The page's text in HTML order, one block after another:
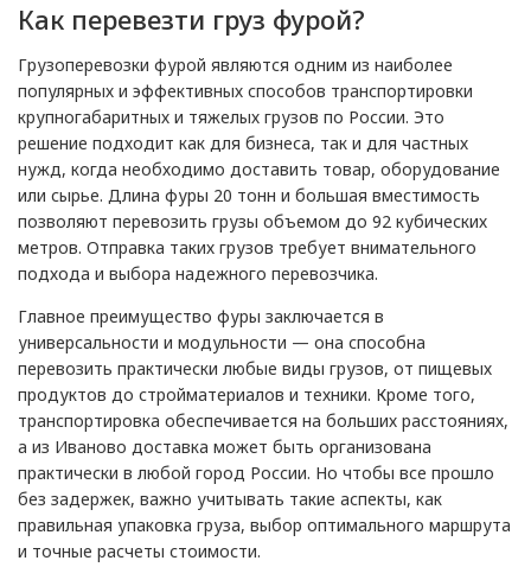
Как перевезти груз фурой?
Грузоперевозки фурой являются одним из наиболее
популярных и эффективных способов транспортировки
крупногабаритных и тяжелых грузов по России. Это
решение подходит как для бизнеса, так и для частных
нужд, когда необходимо доставить товар, оборудование
или сырье. Длина фуры 20 тонн и большая вместимость
позволяют перевозить грузы объемом до 92 кубических
метров. Отправка таких грузов требует внимательного
подхода и выбора надежного перевозчика.
Главное преимущество фуры заключается в
универсальности и модульности — она способна
перевозить практически любые виды грузов, от пищевых
продуктов до стройматериалов и техники. Кроме того,
транспортировка обеспечивается на больших расстояниях,
а из Иваново доставка может быть организована
практически в любой город России. Но чтобы все прошло
без задержек, важно учитывать такие аспекты, как
правильная упаковка груза, выбор оптимального маршрута
и точные расчеты стоимости.